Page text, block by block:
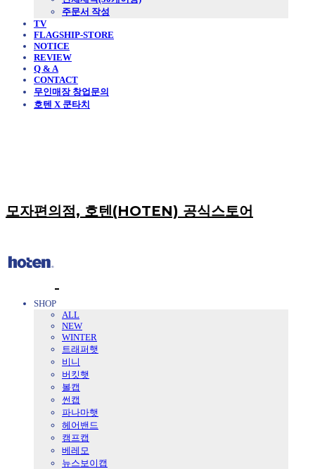
주문서 작성
TV
FLAGSHIP-STORE
NOTICE
REVIEW
Q & A
CONTACT
무인매장 창업문의
호텐 X 쿤타치
모자편의점, 호텐(HOTEN) 공식스토어
SHOP
ALL
NEW
WINTER
트래퍼햇
비니
버킷햇
볼캡
썬캡
파나마햇
헤어밴드
캠프캡
베레모
뉴스보이캡